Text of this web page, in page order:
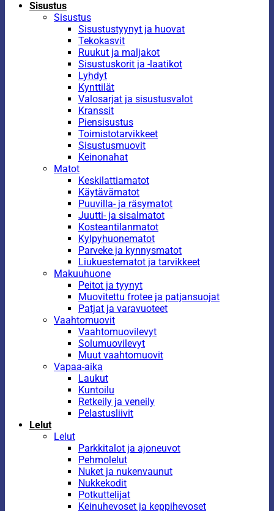
Sisustus
Sisustus
Sisustustyynyt ja huovat
Tekokasvit
Ruukut ja maljakot
Sisustuskorit ja -laatikot
Lyhdyt
Kynttilät
Valosarjat ja sisustusvalot
Kranssit
Piensisustus
Toimistotarvikkeet
Sisustusmuovit
Keinonahat
Matot
Keskilattiamatot
Käytävämatot
Puuvilla- ja räsymatot
Juutti- ja sisalmatot
Kosteantilanmatot
Kylpyhuonematot
Parveke ja kynnysmatot
Liukuestematot ja tarvikkeet
Makuuhuone
Peitot ja tyynyt
Muovitettu frotee ja patjansuojat
Patjat ja varavuoteet
Vaahtomuovit
Vaahtomuovilevyt
Solumuovilevyt
Muut vaahtomuovit
Vapaa-aika
Laukut
Kuntoilu
Retkeily ja veneily
Pelastusliivit
Lelut
Lelut
Parkkitalot ja ajoneuvot
Pehmolelut
Nuket ja nukenvaunut
Nukkekodit
Potkuttelijat
Keinuhevoset ja keppihevoset